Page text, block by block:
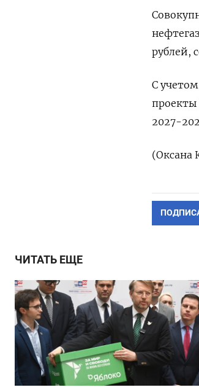
рублей,
С
проекты
2027-
(Оксана
ЧИТАТЬ ЕЩЕ